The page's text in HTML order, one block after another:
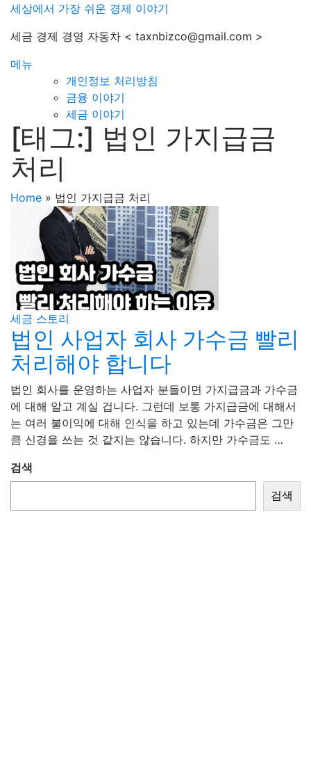
세상에서 가장 쉬운 경제 이야기
세금 경제 경영 자동차 < taxnbizco@gmail.com >
메뉴
개인정보 처리방침
금융 이야기
세금 이야기
[태그:] 법인 가지급금
처리
Home » 법인 가지급금 처리
세금 스토리
법인 사업자 회사 가수금 빨리
처리해야 합니다
법인 회사를 운영하는 사업자 분들이면 가지급금과 가수금
에 대해 알고 계실 겁니다. 그런데 보통 가지급금에 대해서
는 여러 불이익에 대해 인식을 하고 있는데 가수금은 그만
큼 신경을 쓰는 것 같지는 않습니다. 하지만 가수금도 …
검색
검색